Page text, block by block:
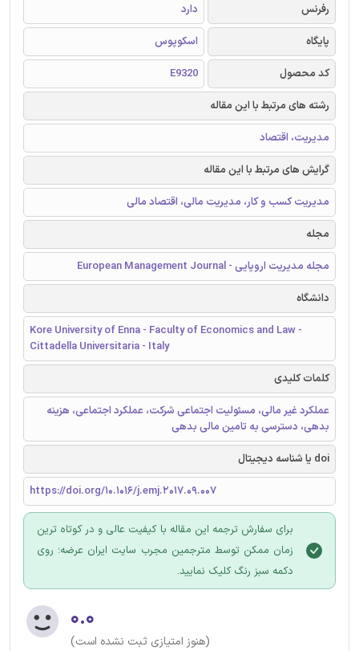
رفرنس
دارد
پایگاه
اسکوپوس
کد محصول
E9320
رشته های مرتبط با این مقاله
مدیریت، اقتصاد
گرایش های مرتبط با این مقاله
مدیریت کسب و کار، مدیریت مالی، اقتصاد مالی
مجله
مجله مدیریت اروپایی - European Management Journal
دانشگاه
Kore University of Enna - Faculty of Economics and Law -
Cittadella Universitaria - Italy
کلمات کلیدی
عملکرد غیر مالی، مسئولیت اجتماعی شرکت، عملکرد اجتماعی، هزینه
بدهی، دسترسی به تامین مالی بدهی
doi یا شناسه دیجیتال
https://doi.org/10.1016/j.emj.2017.09.007
برای سفارش ترجمه این مقاله با کیفیت عالی و در کوتاه ترین
زمان ممکن توسط مترجمین مجرب سایت ایران عرضه؛ روی
دکمه سبز رنگ کلیک نمایید.
۰.۰
(هنوز امتیازی ثبت نشده است)